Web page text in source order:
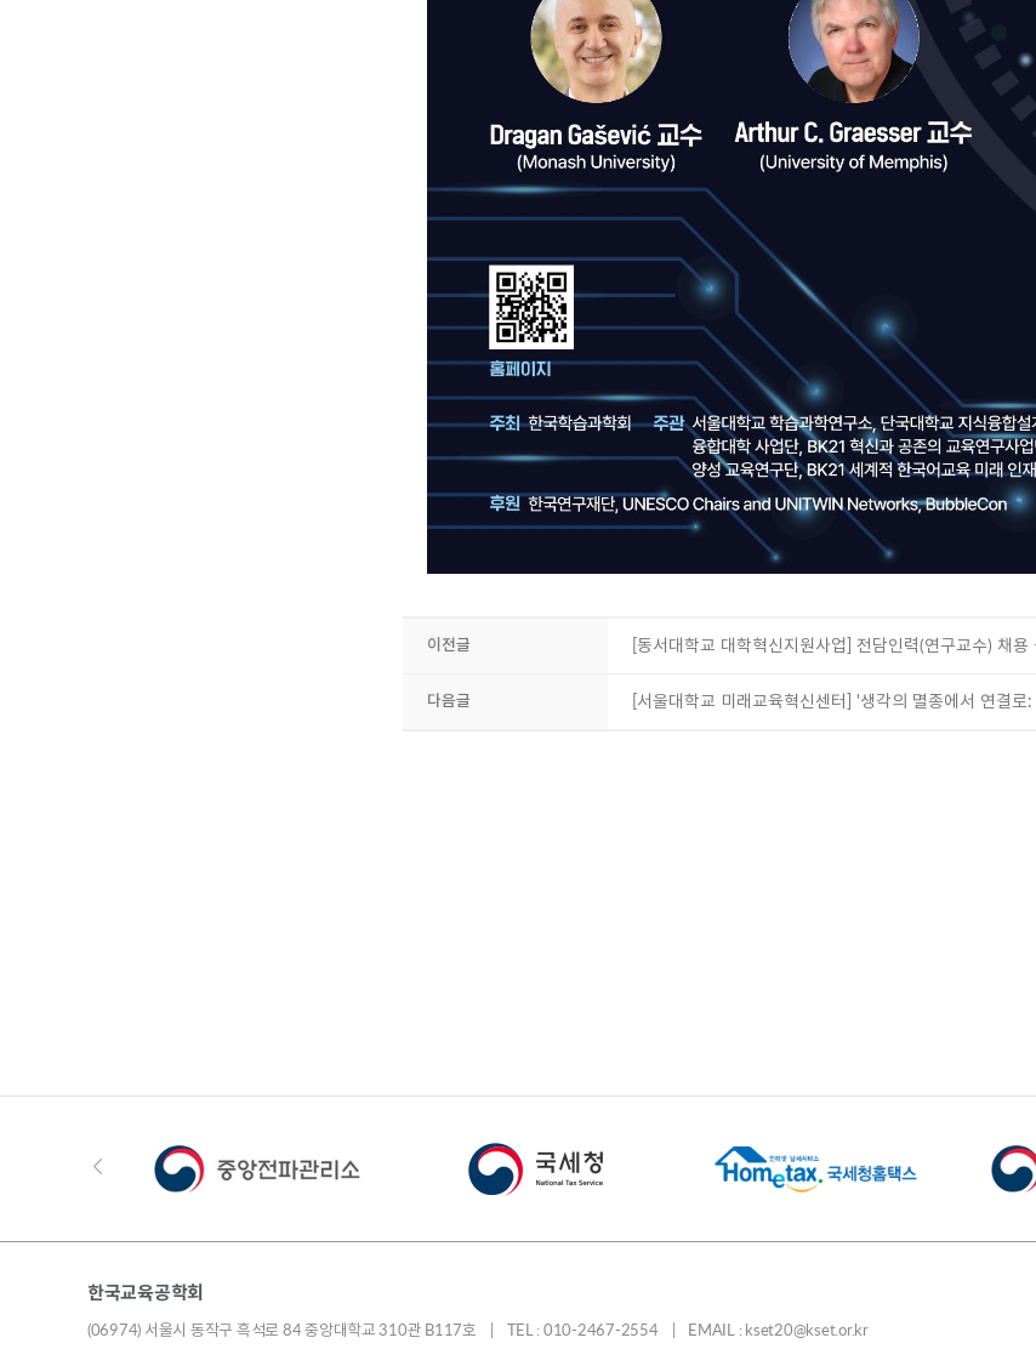
이전글 [동서대학교 대학혁신지원사업] 전담인력(연구교수) 채용
다음글 [서울대학교 미래교육혁신센터] '생각의 멸종에서 연결
한국교육공학회
(06974) 서울시 동작구 흑석로 84 중앙대학교 310관 B117호 | TEL : 010-2467-2554 | EMAIL : kset20@kset.or.kr